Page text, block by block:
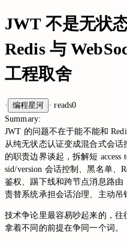
JWT 不是无状
Redis 与
工程取舍
· 编程星河 · reads0
Summary:
JWT 的问题不在于能不能和
从纯无状态认证变成混合式会话
的职责边界谈起，拆解短 access
sid/version 会话控制、黑名单、
鉴权、踢下线和跨节点消息路由
责替系统承担会话治理、主动吊
技术争论里最容易吵起来的，
拿着不同的前提在争同一个词。